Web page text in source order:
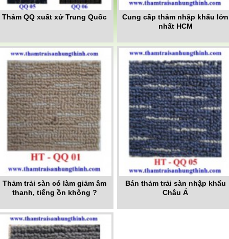
Thảm QQ xuất xứ Trung Quốc
Cung cấp thảm nhập khẩu lớn
nhất HCM
Thảm trải sàn có làm giảm âm
thanh, tiếng ồn không ?
Bán thảm trải sàn nhập khẩu
Châu Á